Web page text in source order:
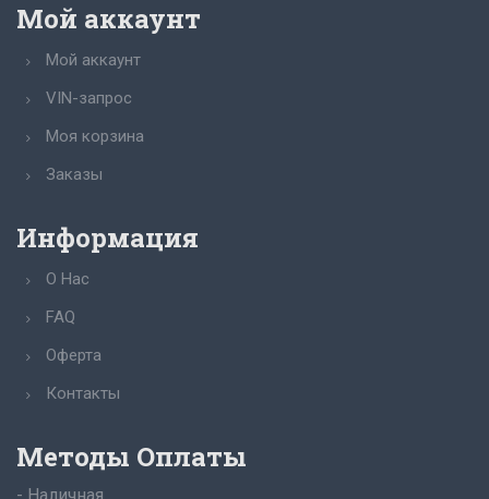
Мой аккаунт
Мой аккаунт
VIN-запрос
Моя корзина
Заказы
Информация
О Нас
FAQ
Оферта
Контакты
Методы Оплаты